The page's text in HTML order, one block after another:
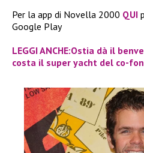
Per la app di Novella 2000 QUI
Google Play
LEGGI ANCHE:Ostia dà il
costa il super yacht del co-